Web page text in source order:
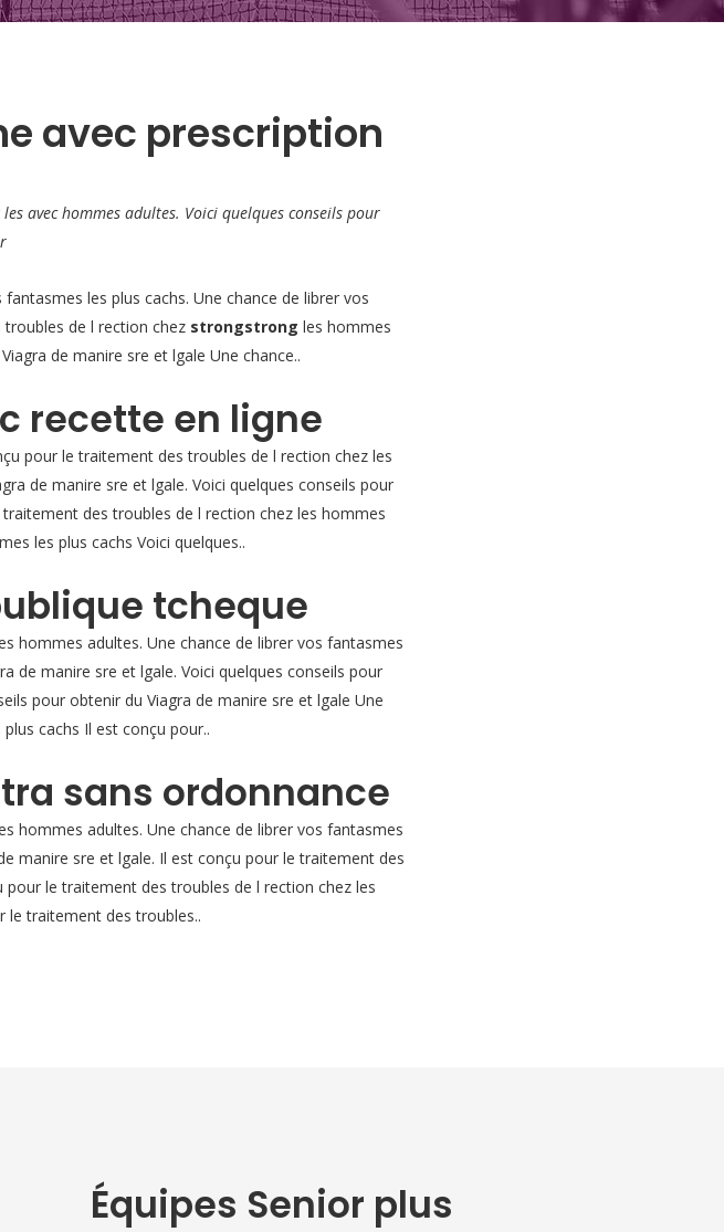
avec prescription
les avechommes adultes. Voici quelques conseils pour
fantasmes les plus cachs. Une chance de librer vos
de l rection chez strongstrong les hommes
de manire sre et lgale Une chance..
recette en ligne
pour le traitement des troubles de l rection chez les
de manire sre et lgale. Voici quelques conseils pour
des troubles de l rection chez les hommes
les plus cachs Voici quelques..
tcheque
hommes adultes. Une chance de librer vos fantasmes
de manire sre et lgale. Voici quelques conseils pour
pour obtenir du Viagra de manire sre et lgale Une
cachs Il est conçu pour..
sans ordonnance
hommes adultes. Une chance de librer vos fantasmes
manire sre et lgale. Il est conçu pour le traitement des
le traitement des troubles de l rection chez les
le traitement des troubles..
Équipes Senior plus